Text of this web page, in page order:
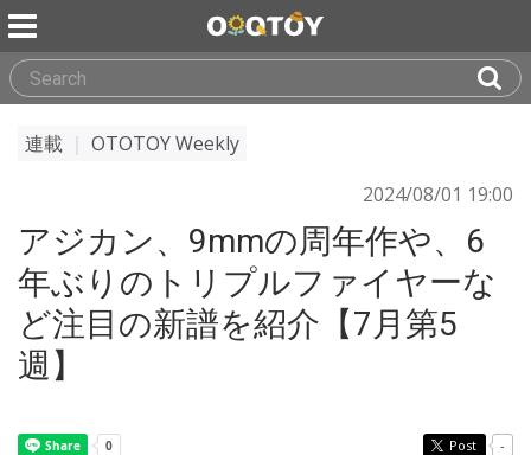
連載
OTOTOY Weekly
2024/08/01 19:00
アジカン、9mmの周年作や、6
年ぶりのトリプルファイヤーな
ど注目の新譜を紹介【7月第5
週】
Post -